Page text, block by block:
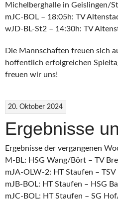
Michelberghalle in Geislingen/
mJC-BOL – 18:05h: TV
wJD-BL-St2 – 14:30h: TV
Die Mannschaften freuen sich
hoffentlich erfolgreichen
freuen wir uns!
20. Oktober 2024
Ergebnisse
Ergebnisse der vergangenen
M-BL: HSG Wang/Bört – TV
mJA-OLW-2: HT Staufen –
mJB-BOL: HT Staufen – HSG
mJC-BOL: HT Staufen – SG